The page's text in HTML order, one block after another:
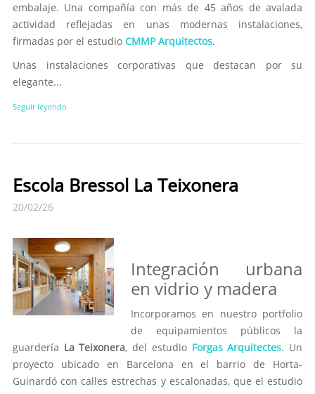
embalaje. Una compañía con más de 45 años de avalada
actividad reflejadas en unas modernas instalaciones,
firmadas por el estudio CMMP Arquitectos.
Unas instalaciones corporativas que destacan por su
elegante...
Seguir leyendo
Escola Bressol La Teixonera
20/02/26
Integración urbana
en vidrio y madera
Incorporamos en nuestro portfolio
de equipamientos públicos la
guardería La Teixonera, del estudio Forgas Arquitectes. Un
proyecto ubicado en Barcelona en el barrio de Horta-
Guinardó con calles estrechas y escalonadas, que el estudio